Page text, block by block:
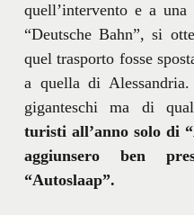
quell’intervento e a
“Deutsche Bahn”, si
quel trasporto fosse
a quella di
giganteschi ma di
turisti all’anno solo di
aggiunsero ben
“Autoslaap”.